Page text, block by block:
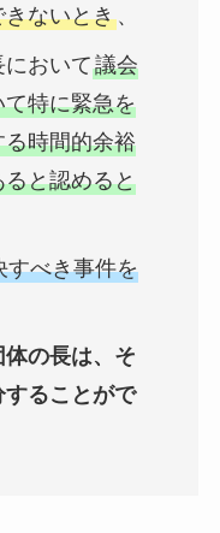
ないとき、
おいて議会
特に緊急を
時間的余裕
と認めると
すべき事件を
の長は、そ
ることがで